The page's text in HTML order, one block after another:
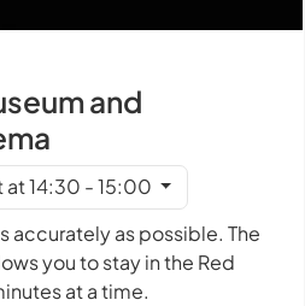
and
at 14:30 - 15:00
accurately as possible. The
you to stay in the Red
at a time.